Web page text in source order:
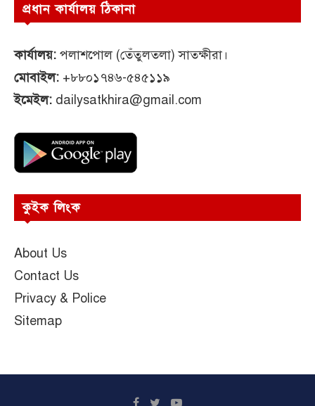
প্রধান কার্যালয় ঠিকানা
কার্যালয়: পলাশপোল (তেঁতুলতলা) সাতক্ষীরা।
মোবাইল: +৮৮০১৭৪৬-৫৪৫১১৯
ইমেইল: dailysatkhira@gmail.com
কুইক লিংক
About Us
Contact Us
Privacy & Police
Sitemap